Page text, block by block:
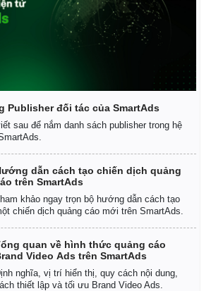
Publisher đối tác của SmartAds
sau để nắm danh sách publisher trong hệ
dẫn cách tạo chiến dịch quảng
trên SmartAds
khảo ngay trọn bộ hướng dẫn cách tạo
chiến dịch quảng cáo mới trên SmartAds.
quan về hình thức quảng cáo
Video Ads trên SmartAds
nghĩa, vị trí hiển thị, quy cách nội dung,
thiết lập và tối ưu Brand Video Ads.